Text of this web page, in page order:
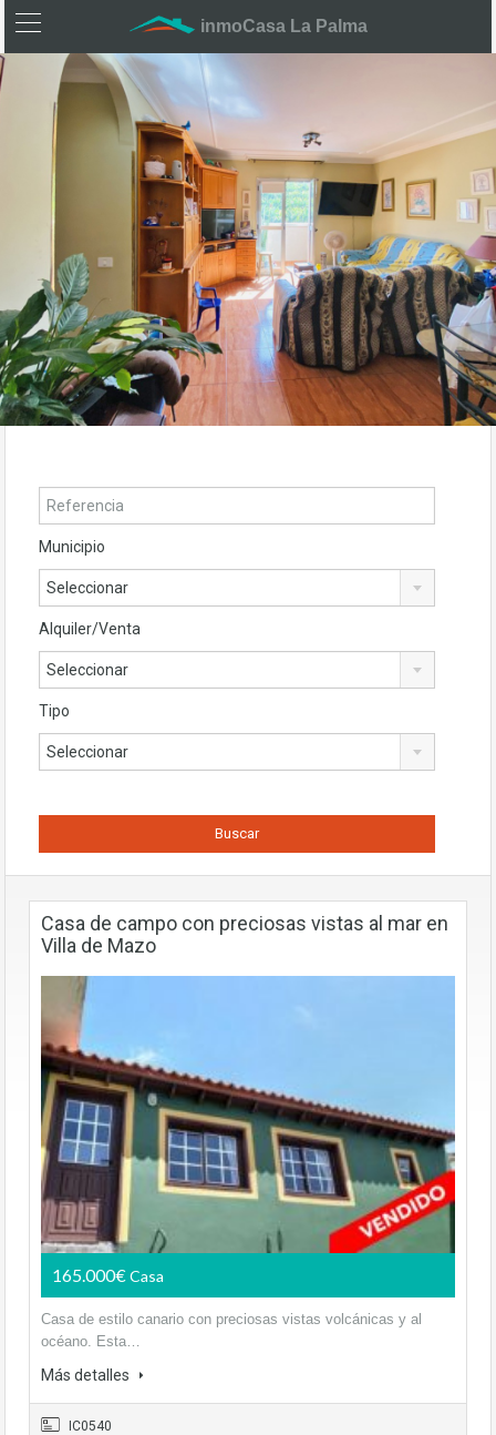
inmoCasa La Palma
Municipio
Seleccionar
Alquiler/Venta
Seleccionar
Tipo
Seleccionar
Casa de campo con preciosas vistas al mar en
Villa de Mazo
165.000€Casa
Casa de estilo canario con preciosas vistas volcánicas y al
océano. Esta…
Más detalles
IC0540